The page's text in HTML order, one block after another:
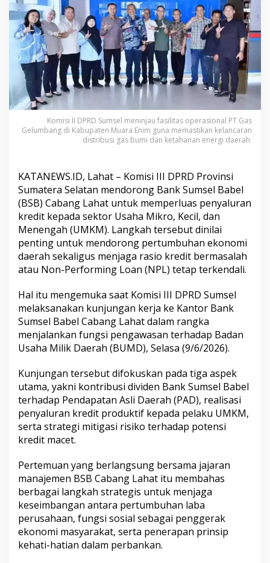
u
m
s
e
l
D
o
r
n
g
B
S
a
h
a
t
P
e
r
l
a
P
e
m
a
a
a
U
M
K
Komisi II DPRD Sumsel meninjau fasilitas operasional PT Gas
Gelumbang di Kabupaten Muara Enim guna memastikan kelancaran
distribusi gas bumi dan ketahanan energi daerah.
KATANEWS.ID, Lahat – Komisi III DPRD Provinsi
Sumatera Selatan mendorong Bank Sumsel Babel
(BSB) Cabang Lahat untuk memperluas penyaluran
kredit kepada sektor Usaha Mikro, Kecil, dan
Menengah (UMKM). Langkah tersebut dinilai
penting untuk mendorong pertumbuhan ekonomi
daerah sekaligus menjaga rasio kredit bermasalah
atau Non-Performing Loan (NPL) tetap terkendali.
Hal itu mengemuka saat Komisi III DPRD Sumsel
melaksanakan kunjungan kerja ke Kantor Bank
Sumsel Babel Cabang Lahat dalam rangka
menjalankan fungsi pengawasan terhadap Badan
Usaha Milik Daerah (BUMD), Selasa (9/6/2026).
Kunjungan tersebut difokuskan pada tiga aspek
utama, yakni kontribusi dividen Bank Sumsel Babel
terhadap Pendapatan Asli Daerah (PAD), realisasi
penyaluran kredit produktif kepada pelaku UMKM,
serta strategi mitigasi risiko terhadap potensi
kredit macet.
Pertemuan yang berlangsung bersama jajaran
manajemen BSB Cabang Lahat itu membahas
berbagai langkah strategis untuk menjaga
keseimbangan antara pertumbuhan laba
perusahaan, fungsi sosial sebagai penggerak
ekonomi masyarakat, serta penerapan prinsip
kehati-hatian dalam perbankan.